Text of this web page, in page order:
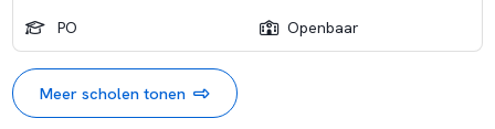
PO
Openbaar
Meer scholen tonen